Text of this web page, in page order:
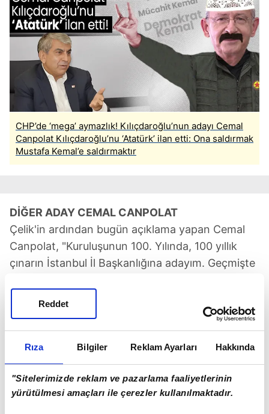
Rıza Bilgiler Reklam Ayarları Hakkında
"Sitelerimizde reklam ve pazarlama faaliyetlerinin
yürütülmesi amaçları ile çerezler kullanılmaktadır.
Reddet
CHP’de ‘mega’ aymazlık! Kılıçdaroğlu’nun adayı Cemal
Canpolat Kılıçdaroğlu’nu ‘Atatürk’ ilan etti: Ona saldırmak
Mustafa Kemal’e saldırmaktır
DİĞER ADAY CEMAL CANPOLAT
Çelik'in ardından bugün açıklama yapan Cemal
Canpolat, "Kuruluşunun 100. Yılında, 100 yıllık
çınarın İstanbul İl Başkanlığına adayım. Geçmişte
OLAY İDDİA: EKREM İMAMOĞLU CANPOLAT'LA
GÖRÜŞTÜ: BU İŞE GİRME
iddia gündeme geldi.
CHP yandaşı Şaban Sevinç İBB Başkanı Ekrem